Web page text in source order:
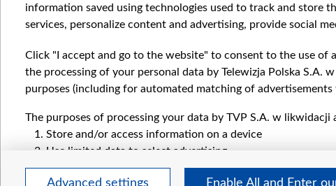
1
of
Категорії
Докладно
information saved using technologies used to track and store
services, personalize content and advertising, provide social
Click "I accept and go to the website" to consent to the use
the processing of your personal data by Telewizja Polska S.A.
purposes (including for automated matching of
The purposes of processing your data by TVP S.A. w likwidacji
Store and/or access information on a device
Use limited data to select advertising
Create profiles for personalised advertising
Advanced settings Enable All and Enter